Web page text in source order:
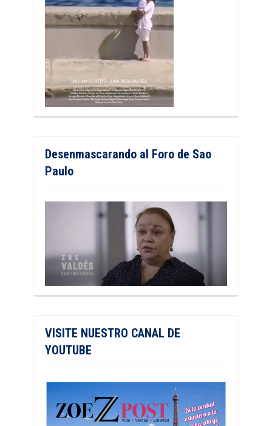
Desenmascarando al Foro de Sao
Paulo
VISITE NUESTRO CANAL DE
YOUTUBE